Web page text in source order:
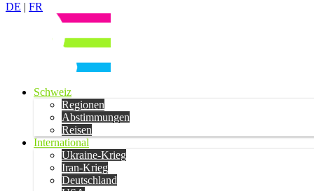
DE | FR
Schweiz
Regionen
Abstimmungen
Reisen
International
Ukraine-Krieg
Iran-Krieg
Deutschland